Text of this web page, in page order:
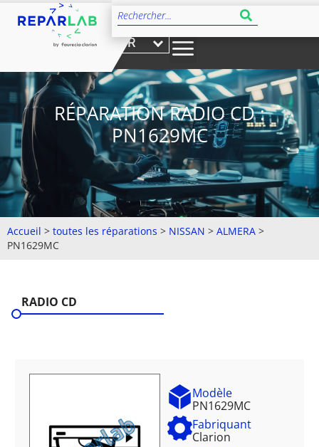
FR
RÉPARATION RADIO CD :
PN1629MC
Accueil > toutes les réparations > NISSAN > ALMERA >
PN1629MC
RADIO CD
Modèle
PN1629MC
Fabriquant
Clarion